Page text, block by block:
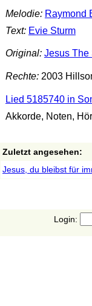
Melodie: Raymond
Text: Evie Sturm
Original: Jesus The
Rechte:2003
Lied 5185740 in
Akkorde, Noten,
Zuletzt angesehen:
Jesus, du bleibst für
Login: